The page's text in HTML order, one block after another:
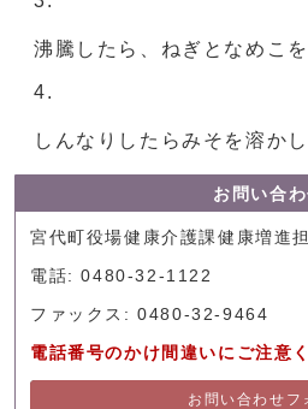
沸騰したら、ねぎとなめこを
しんなりしたらみそを溶か
お問い合
宮代町役場健康介護課健康増進
電話: 0480-32-1122
ファックス: 0480-32-9464
電話番号のかけ間違いにご注意
お問い合わせフ